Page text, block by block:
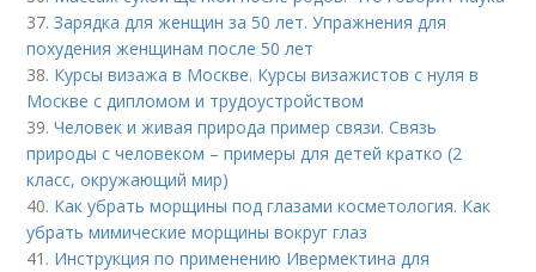
37.Зарядка для женщин за 50 лет. Упражнения для
похудения женщинам после 50 лет
38. Курсы визажа в Москве. Курсы визажистов с нуля в
Москве с дипломом и трудоустройством
39.Человек и живая природа пример связи. Связь
природы с человеком – примеры для детей кратко (2
класс, окружающий мир)
40. Как убрать морщины под глазами косметология. Как
убрать мимические морщины вокруг глаз
41. Инструкция по применению Ивермектина для